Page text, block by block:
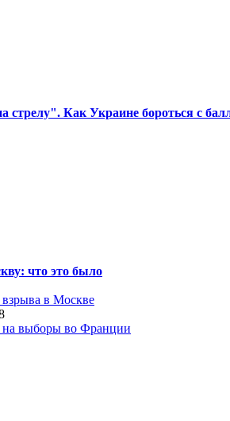
стрелу". Как Украине бороться с
что это было
взрыва в Москве
на выборы во Франции